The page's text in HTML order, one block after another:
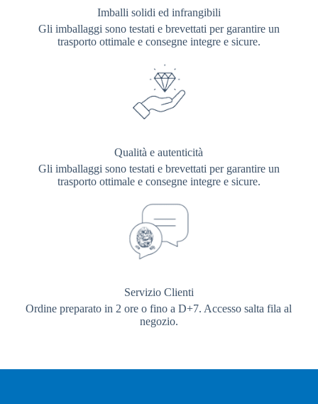
Imballi solidi ed infrangibili
Gli imballaggi sono testati e brevettati per garantire un
trasporto ottimale e consegne integre e sicure.
Qualità e autenticità
Gli imballaggi sono testati e brevettati per garantire un
trasporto ottimale e consegne integre e sicure.
Servizio Clienti
Ordine preparato in 2 ore o fino a D+7. Accesso salta fila al
negozio.